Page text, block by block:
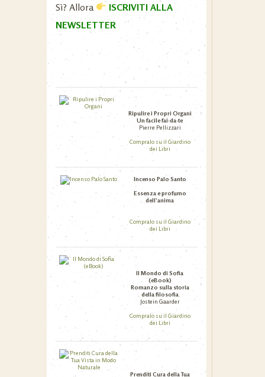
Sì? Allora
ISCRIVITI ALLA
NEWSLETTER
Ripulire i Propri Organi
Un facile fai-da-te
Pierre Pellizzari
Compralo su il Giardino
dei Libri
Incenso Palo Santo
Essenza e profumo
dell’anima
Compralo su il Giardino
dei Libri
Il Mondo di Sofia
(eBook)
Romanzo sulla storia
della filosofia
Jostein Gaarder
Compralo su il Giardino
dei Libri
Prenditi Cura della Tua